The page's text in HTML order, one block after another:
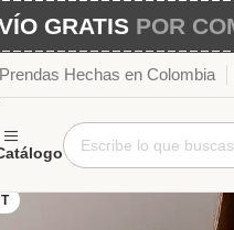
GRATIS POR
Prendas Hechas en Colombia